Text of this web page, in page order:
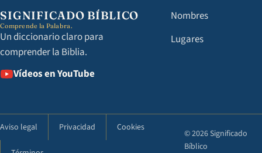
SIGNIFICADO BÍBLICO
Comprende la Palabra.
Un diccionario claro para
comprender la Biblia.
Vídeos en YouTube
Nombres
Lugares
Aviso legal Privacidad Cookies
© 2026 Significado
Bíblico